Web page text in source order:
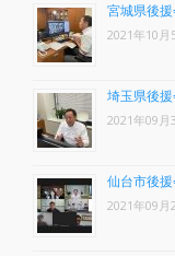
宮城県後
2021年10月
埼玉県後
2021年09月
仙台市後
2021年09月